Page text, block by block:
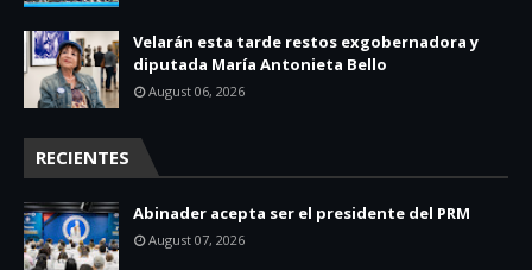
Velarán esta tarde restos exgobernadora y
diputada María Antonieta Bello
August 06, 2026
RECIENTES
Abinader acepta ser el presidente del PRM
August 07, 2026